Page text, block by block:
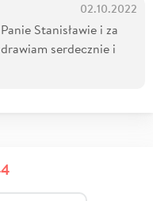
02.10.2022
Stanisławie i za
serdecznie i